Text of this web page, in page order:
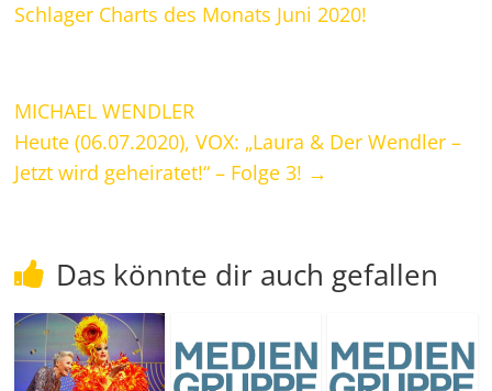
Schlager Charts des Monats Juni 2020!
MICHAEL WENDLER
Heute (06.07.2020), VOX: „Laura & Der Wendler –
Jetzt wird geheiratet!“ – Folge 3! →
Das könnte dir auch gefallen